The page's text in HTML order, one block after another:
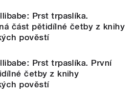
Prst trpaslíka.
část pětidílné četby z knihy
pověstí
Prst trpaslíka. První
četby z knihy
pověstí